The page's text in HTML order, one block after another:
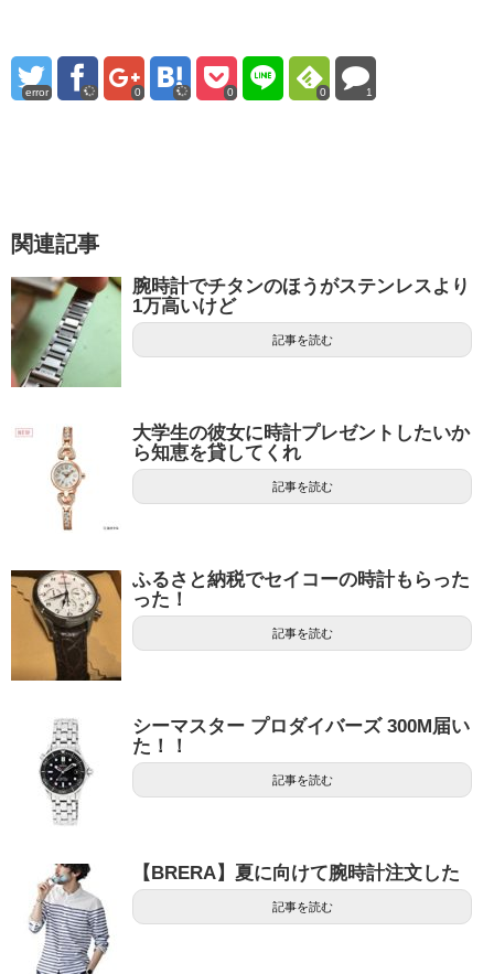
error 0 0 0 1
関連記事
腕時計でチタンのほうがステンレスより
1万高いけど
記事を読む
大学生の彼女に時計プレゼントしたいか
ら知恵を貸してくれ
記事を読む
ふるさと納税でセイコーの時計もらった
った！
記事を読む
シーマスター プロダイバーズ 300M届い
た！！
記事を読む
【BRERA】夏に向けて腕時計注文した
記事を読む